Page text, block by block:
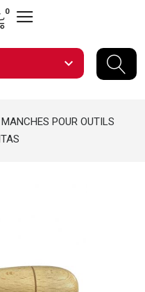
0
expand_more
MANCHES POUR OUTILS